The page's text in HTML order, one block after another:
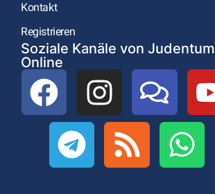
Kontakt
Registrieren
Soziale Kanäle von Judentum
Online